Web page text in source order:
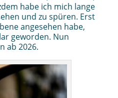
habe ich mich lange
und zu spüren. Erst
angesehen habe,
geworden. Nun
ab 2026.